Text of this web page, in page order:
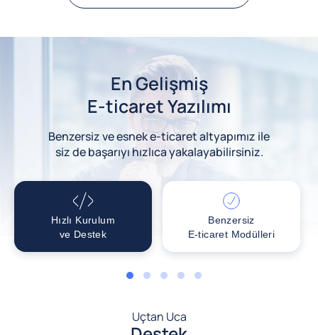
En Gelişmiş
E-ticaret Yazılımı
Benzersiz ve esnek e-ticaret altyapımız ile
siz de başarıyı hızlıca yakalayabilirsiniz.
Hızlı Kurulum
ve Destek
Benzersiz
E-ticaret Modülleri
1 2 3 4 5
Uçtan Uca